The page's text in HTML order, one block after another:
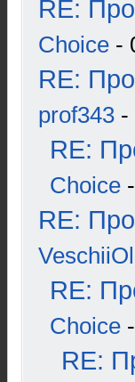
RE:
Choice -
RE:
prof343 -
RE:
Choice
RE:
RE:
Choice
RE: